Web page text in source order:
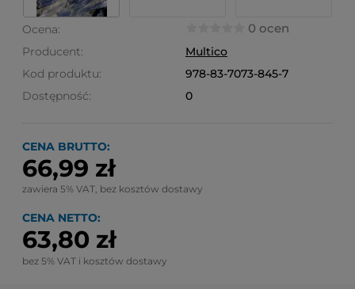
Ocena: 0 ocen
Producent:
Multico
Kod produktu:
978-83-7073-845-7
Dostępność:
0
CENA BRUTTO:
66,99 zł
zawiera 5% VAT, bez kosztów dostawy
CENA NETTO:
63,80 zł
bez 5% VAT i kosztów dostawy